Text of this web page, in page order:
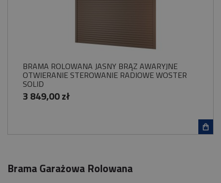
BRAMA ROLOWANA JASNY BRĄZ AWARYJNE
OTWIERANIE STEROWANIE RADIOWE WOSTER
SOLID
3 849,00 zł
Brama Garażowa Rolowana